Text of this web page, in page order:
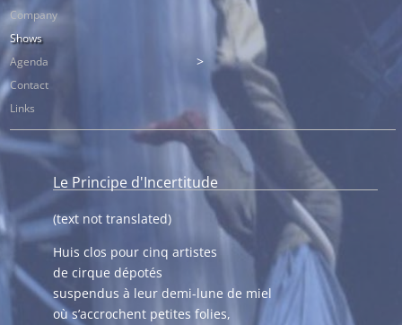
Company
Shows
Agenda
Contact
Links
Le Principe d'Incertitude
(text not translated)
Huis clos pour cinq artistes
de cirque dépotés
suspendus à leur demi-lune de miel
où s’accrochent petites folies,